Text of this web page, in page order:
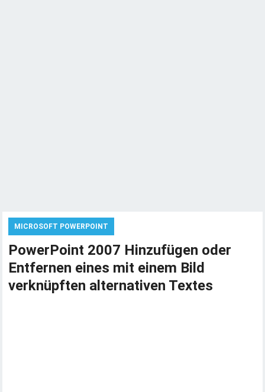
MICROSOFT POWERPOINT
PowerPoint 2007 Hinzufügen oder
Entfernen eines mit einem Bild
verknüpften alternativen Textes